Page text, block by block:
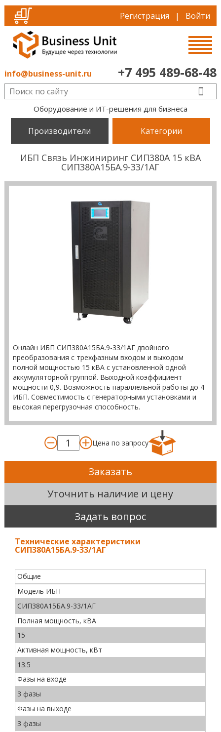
Регистрация | Войти
info@business-unit.ru +7 495 489-68-48
Оборудование и ИТ-решения для бизнеса
Производители Категории
ИБП Связь Инжиниринг СИП380А 15 кВА
СИП380А15БА.9-33/1АГ
Онлайн ИБП СИП380А15БА.9-33/1АГ двойного
преобразования с трехфазным входом и выходом
полной мощностью 15 кВА с установленной одной
аккумуляторной группой. Выходной коэффициент
мощности 0,9. Возможность параллельной работы до 4
ИБП. Совместимость с генераторными установками и
высокая перегрузочная способность.
Цена по запросу
Заказать
Уточнить наличие и цену
Задать вопрос
Технические характеристики
СИП380А15БА.9-33/1АГ
Общие
Модель ИБП
СИП380А15БА.9-33/1АГ
Полная мощность, кВА
15
Активная мощность, кВт
13.5
Фазы на входе
3 фазы
Фазы на выходе
3 фазы